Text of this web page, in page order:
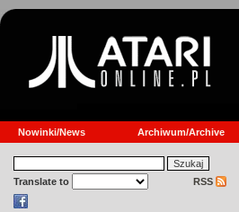
Nowinki/News Archiwum/Archive
Translate to RSS